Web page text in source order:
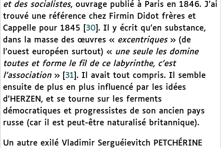
et des socialistes, ouvrage publié à Paris en 1846. J’ai
trouvé une référence chez Firmin Didot frères et
Cappelle pour 1845
30 . Il y écrit qu’en substance,
dans la masse des œuvres « excentriques» (de
l’ouest européen surtout) « une seule les domine
toutes et forme le fil de ce labyrinthe, c’est
l’association» 31 . Il avait tout compris. Il semble
ensuite de plus en plus influencé par les idées
d’HERZEN, et se tourne sur les ferments
démocratiques et progressistes de son ancien pays
russe (car il est peut-être naturalisé britannique).
Un autre exilé Vladimir Serguéievitch PETCHÉRINE